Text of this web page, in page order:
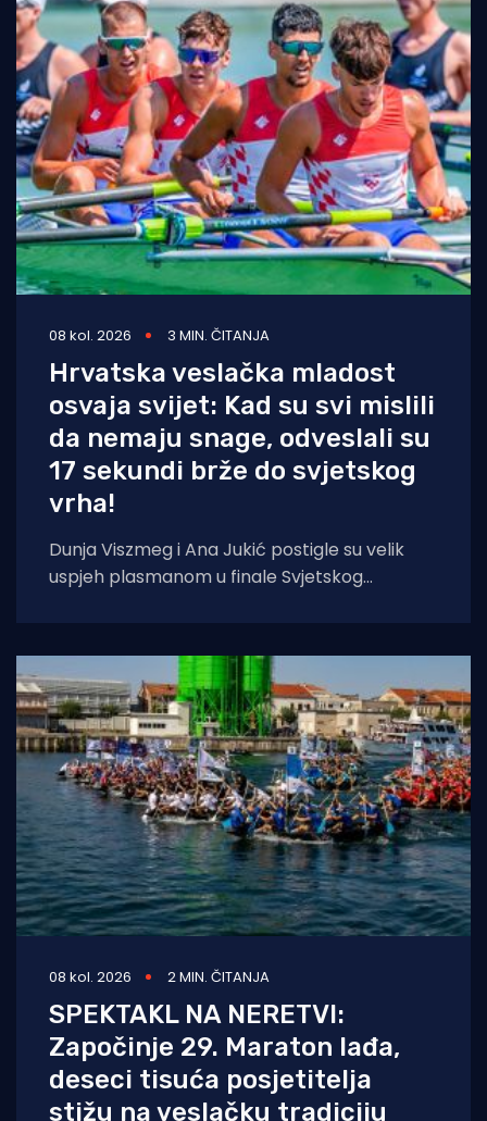
08 kol. 2026 3 MIN. ČITANJA
Hrvatska veslačka mladost
osvaja svijet: Kad su svi mislili
da nemaju snage, odveslali su
17 sekundi brže do svjetskog
vrha!
Dunja Viszmeg i Ana Jukić postigle su velik
uspjeh plasmanom u finale Svjetskog
08 kol. 2026 2 MIN. ČITANJA
SPEKTAKL NA NERETVI:
Započinje 29. Maraton lađa,
deseci tisuća posjetitelja
stižu na veslačku tradiciju